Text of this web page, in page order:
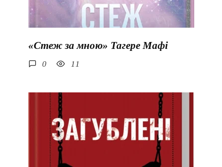
«Стеж за мною» Тагере Мафі
0 11